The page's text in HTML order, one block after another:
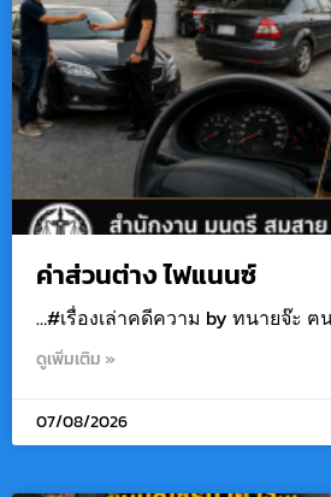
ค่าส่วนต่าง ไฟแนนซ์
…#เรื่องเล่าคดีความ by ทนายจ๊ะ ฅ
ดูเพิ่มเติม »
07/08/2026